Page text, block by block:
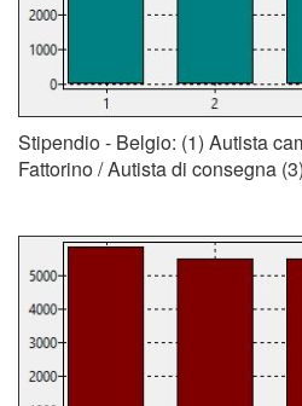
Stipendio - Belgio: (1) Autista
Fattorino / Autista di consegna